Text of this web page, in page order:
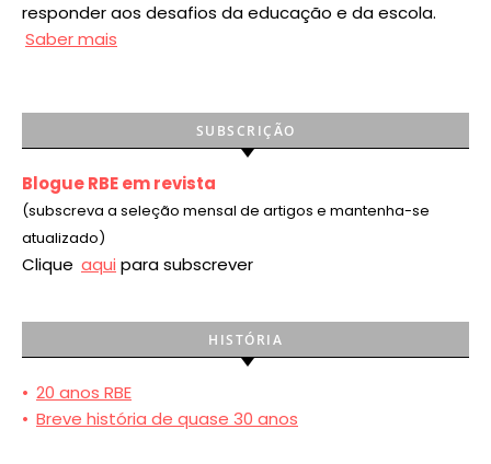
responder aos desafios da educação e da escola.
Saber mais
SUBSCRIÇÃO
Blogue RBE em revista
(subscreva a seleção mensal de artigos e mantenha-se
atualizado)
Clique aqui para subscrever
HISTÓRIA
• 20 anos RBE
• Breve história de quase 30 anos